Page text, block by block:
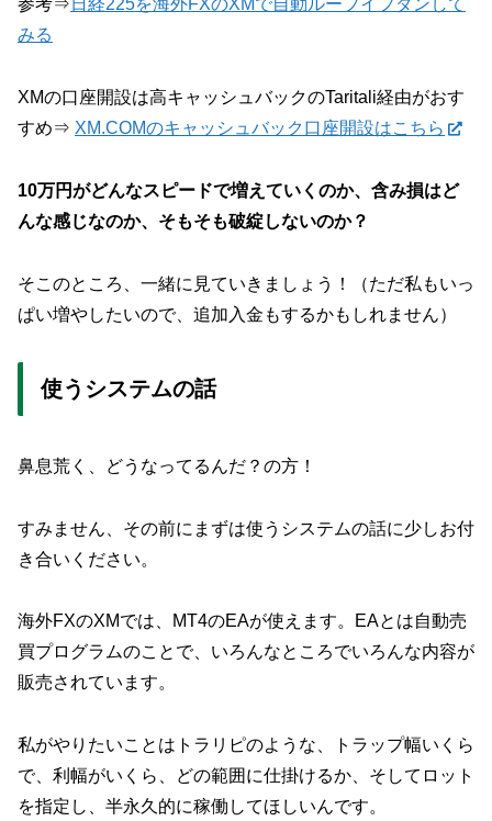
参考⇒ 日経225を海外FXのXMで自動ループイフダンして
みる
XMの口座開設は高キャッシュバックのTaritali経由がおす
すめ⇒ XM.COMのキャッシュバック口座開設はこちら
10万円がどんなスピードで増えていくのか、含み損はど
んな感じなのか、そもそも破綻しないのか？
そこのところ、一緒に見ていきましょう！（ただ私もいっ
ぱい増やしたいので、追加入金もするかもしれません）
使うシステムの話
鼻息荒く、どうなってるんだ？の方！
すみません、その前にまずは使うシステムの話に少しお付
き合いください。
海外FXのXMでは、MT4のEAが使えます。EAとは自動売
買プログラムのことで、いろんなところでいろんな内容が
販売されています。
私がやりたいことはトラリピのような、トラップ幅いくら
で、利幅がいくら、どの範囲に仕掛けるか、そしてロット
を指定し、半永久的に稼働してほしいんです。